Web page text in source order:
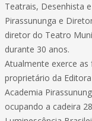
Teatrais, Desenhista
Pirassununga e
diretor do Teatro
durante 30 anos.
Atualmente exerce
proprietário da
Academia
ocupando a cadeira